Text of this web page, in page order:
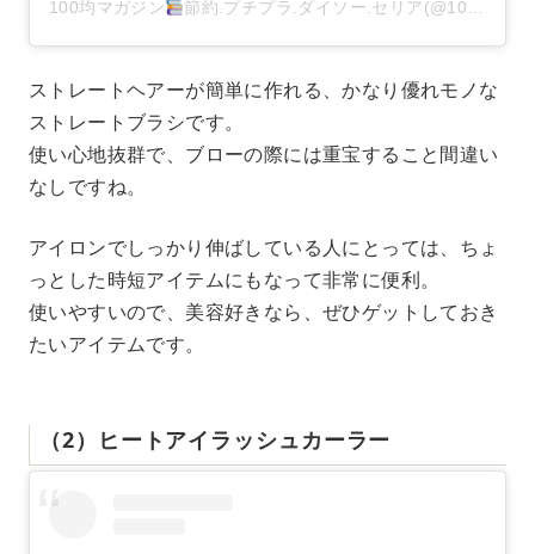
100均マガジン 節約.プチプラ.ダイソー.セリア(@100kin_mag)がシェアした投稿
ストレートヘアーが簡単に作れる、かなり優れモノな
ストレートブラシです。
使い心地抜群で、ブローの際には重宝すること間違い
なしですね。
アイロンでしっかり伸ばしている人にとっては、ちょ
っとした時短アイテムにもなって非常に便利。
使いやすいので、美容好きなら、ぜひゲットしておき
たいアイテムです。
（2）ヒートアイラッシュカーラー